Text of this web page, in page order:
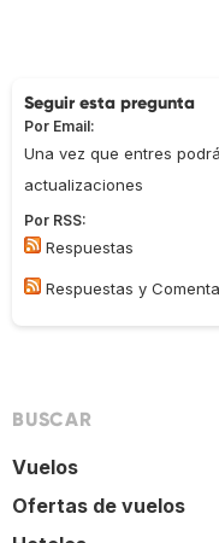
Seguir esta pregunta
Por Email:
Una vez que entres
actualizaciones
Por RSS:
Respuestas
Respuestas y
BUSCAR
Vuelos
Ofertas de vuelos